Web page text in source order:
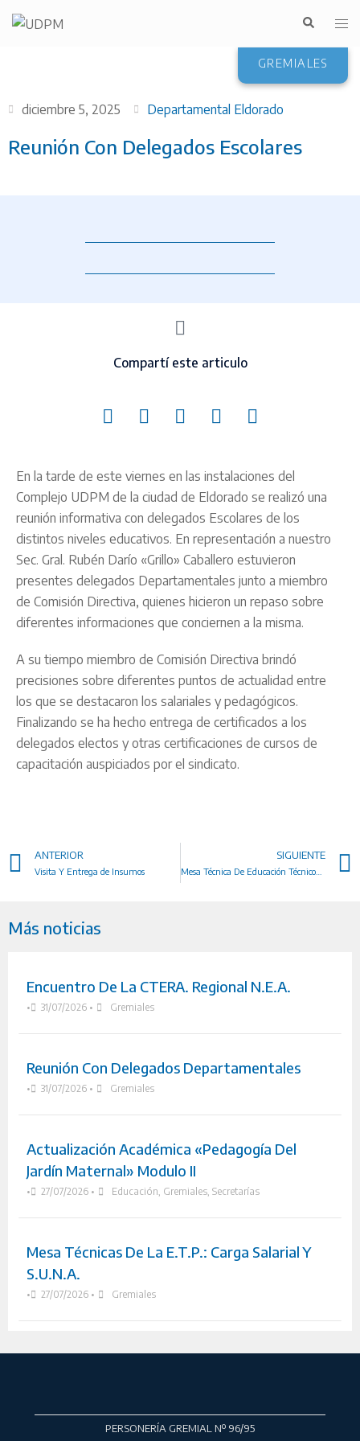
GREMIALES
diciembre 5, 2025 Departamental Eldorado
Reunión Con Delegados Escolares
Compartí este articulo
En la tarde de este viernes en las instalaciones del
Complejo UDPM de la ciudad de Eldorado se realizó una
reunión informativa con delegados Escolares de los
distintos niveles educativos. En representación a nuestro
Sec. Gral. Rubén Darío «Grillo» Caballero estuvieron
presentes delegados Departamentales junto a miembro
de Comisión Directiva, quienes hicieron un repaso sobre
diferentes informaciones que conciernen a la misma.
A su tiempo miembro de Comisión Directiva brindó
precisiones sobre diferentes puntos de actualidad entre
los que se destacaron los salariales y pedagógicos.
Finalizando se ha hecho entrega de certificados a los
delegados electos y otras certificaciones de cursos de
capacitación auspiciados por el sindicato.
ANTERIOR
Visita Y Entrega de Insumos
SIGUIENTE
Mesa Técnica De Educación Técnico-Profesional
Más noticias
Encuentro De La CTERA. Regional N.E.A.
• 31/07/2026 • Gremiales
Reunión Con Delegados Departamentales
• 31/07/2026 • Gremiales
Actualización Académica «Pedagogía Del
Jardín Maternal» Modulo II
• 27/07/2026 • Educación Gremiales, Secretarías
Mesa Técnicas De La E.T.P.: Carga Salarial Y
S.U.N.A.
• 27/07/2026 • Gremiales
PERSONERÍA GREMIAL Nº 96/95